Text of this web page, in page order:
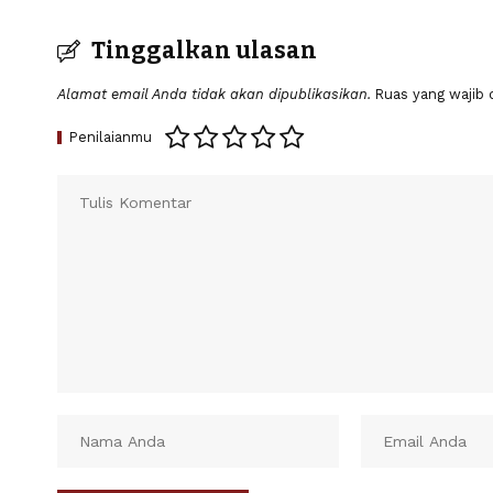
Tinggalkan ulasan
Alamat email Anda tidak akan dipublikasikan. Ruas yang wajib
Penilaianmu